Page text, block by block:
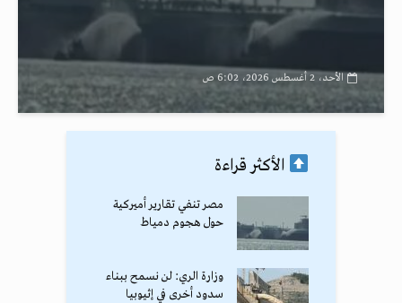
الأحد، 2 أغسطس 2026، 6:02 ص
الأكثر قراءة
مصر تنفي تقارير أميركية
حول هجوم دمياط
وزارة الري: لن نسمح ببناء
سدود أخرى في إثيوبيا